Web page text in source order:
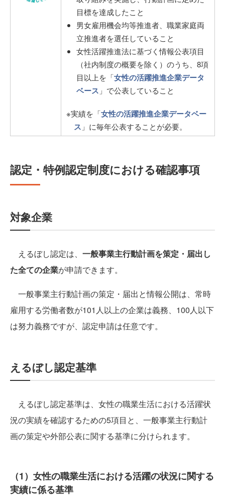
目標を達成したこと
男女雇用機会均等推進者、職業家庭両
立推進者を選任していること
女性活躍推進法に基づく情報公表項目
（社内制度の概要を除く）のうち、8項
目以上を「女性の活躍推進企業データ
ベース 」で公表していること
※実績を「女性の活躍推進企業データベー
ス 」に毎年公表することが必要。
認定・特例認定制度における確認事項
対象企業
えるぼし認定は、 一般事業主行動計画を策定・届出し
た全ての企業が申請できます。
一般事業主行動計画の策定・届出と情報公開は、常時
雇用する労働者数が101人以上の企業は義務、100人以下
は努力義務ですが、認定申請は任意です。
えるぼし認定基準
えるぼし認定基準は、女性の職業生活における活躍状
況の実績を確認するための5項目と、一般事業主行動計
画の策定や外部公表に関する基準に分けられます。
（1）女性の職業生活における活躍の状況に関する
実績に係る基準